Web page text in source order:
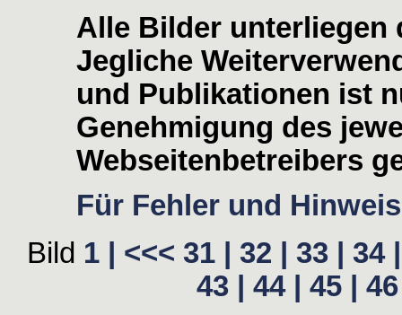
Alle Bilder unterliegen
Jegliche
und Publikationen ist
Genehmigung des
Webseitenbetreibers
Für Fehler und
Bild 1 | <<< 31 | 32 | 33 |
34 |
43 |
44 | 45 |